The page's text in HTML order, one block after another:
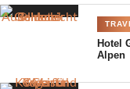
Bergdorf Prechtlgut
©Bergdorf Prechtlgut
Hotel
Alpen